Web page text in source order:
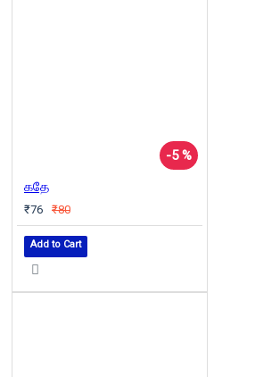
-5 %
கதே
₹76 ₹80
Add to Cart